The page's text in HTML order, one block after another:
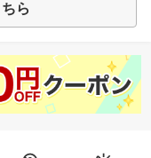
ら